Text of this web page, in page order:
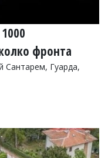
фронта
Сантарем, Гуарда,